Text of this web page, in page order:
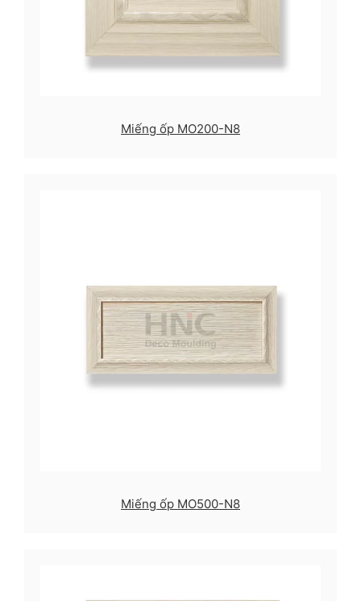
Miếng ốp MO200-N8
Miếng ốp MO500-N8